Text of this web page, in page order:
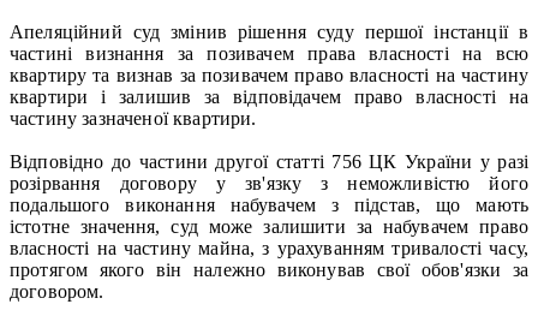
Апеляційний суд змінив рішення суду першої інстанції в
частині визнання за позивачем права власності на всю
квартиру та визнав за позивачем право власності на частину
квартири і залишив за відповідачем право власності на
частину зазначеної квартири.
Відповідно до частини другої статті 756 ЦК України у разі
розірвання договору у зв'язку з неможливістю його
подальшого виконання набувачем з підстав, що мають
істотне значення, суд може залишити за набувачем право
власності на частину майна, з урахуванням тривалості часу,
протягом якого він належно виконував свої обов'язки за
договором.